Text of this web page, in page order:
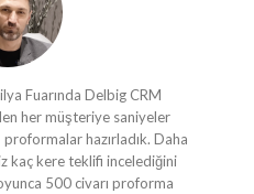
Fuarında Delbig CRM
her müşteriye saniyeler
hazırladık. Daha
kaç kere teklifi incelediğini
500 civarı proforma